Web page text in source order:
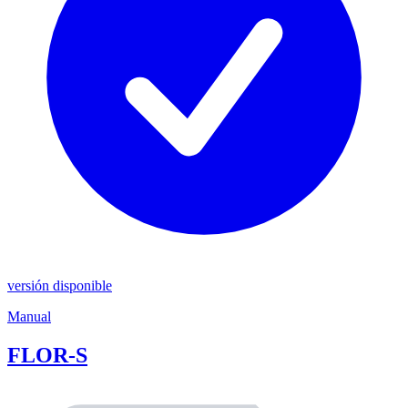
versión disponible
Manual
FLOR-S